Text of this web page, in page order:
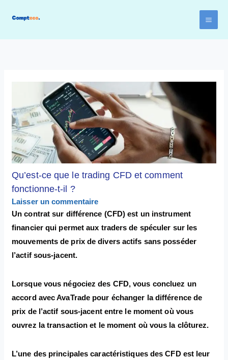
Qu’est-ce que le trading CFD et comment
fonctionne-t-il ?
Laisser un commentaire
Un contrat sur différence (CFD) est un instrument
financier qui permet aux traders de spéculer sur les
mouvements de prix de divers actifs sans posséder
l’actif sous-jacent.
Lorsque vous négociez des CFD, vous concluez un
accord avec AvaTrade pour échanger la différence de
prix de l’actif sous-jacent entre le moment où vous
ouvrez la transaction et le moment où vous la clôturez.
L’une des principales caractéristiques des CFD est leur